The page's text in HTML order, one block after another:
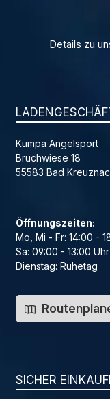
Details zu
Kumpa Angelsport
Bruchwiese 18
55583 Bad
Öffnungszeiten:
Mo, Mi - Fr: 14:00 -
Sa: 09:00 - 13:00 Uhr
Dienstag: Ruhetag
SICHER